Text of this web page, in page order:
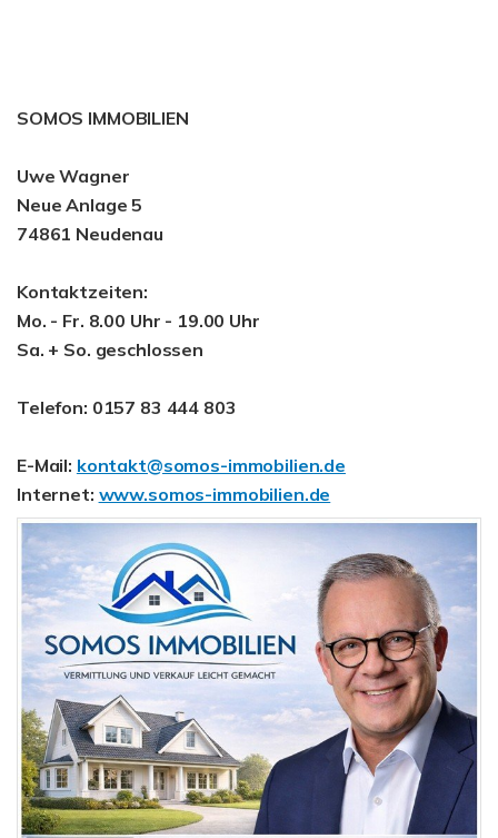
SOMOS IMMOBILIEN
Uwe Wagner
Neue Anlage 5
74861 Neudenau
Kontaktzeiten:
Mo. - Fr. 8.00 Uhr - 19.00 Uhr
Sa. + So. geschlossen
Telefon: 0157 83 444 803
E-Mail: kontakt@somos-immobilien.de
Internet: www.somos-immobilien.de